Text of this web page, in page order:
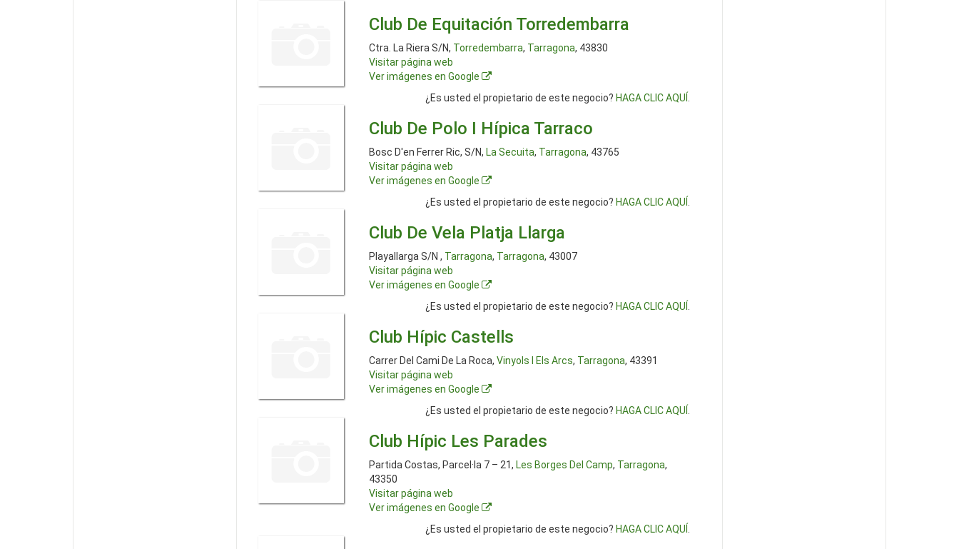
Club De Equitación Torredembarra
Ctra. La Riera S/N, Torredembarra, Tarragona, 43830
Visitar página web
Ver imágenes en Google
¿Es usted el propietario de este negocio? HAGA CLIC AQUÍ
Club De Polo I Hípica Tarraco
Bosc D'en Ferrer Ric, S/N, La Secuita, Tarragona, 43765
Visitar página web
Ver imágenes en Google
¿Es usted el propietario de este negocio? HAGA CLIC AQUÍ
Club De Vela Platja Llarga
Playallarga S/N , Tarragona, Tarragona, 43007
Visitar página web
Ver imágenes en Google
¿Es usted el propietario de este negocio? HAGA CLIC AQUÍ
Club Hípic Castells
Carrer Del Cami De La Roca, Vinyols I Els Arcs, Tarragona, 43391
Visitar página web
Ver imágenes en Google
¿Es usted el propietario de este negocio? HAGA CLIC AQUÍ
Club Hípic Les Parades
Partida Costas, Parcel·la 7 – 21, Les Borges Del Camp, Tarragona,
43350
Visitar página web
Ver imágenes en Google
¿Es usted el propietario de este negocio? HAGA CLIC AQUÍ